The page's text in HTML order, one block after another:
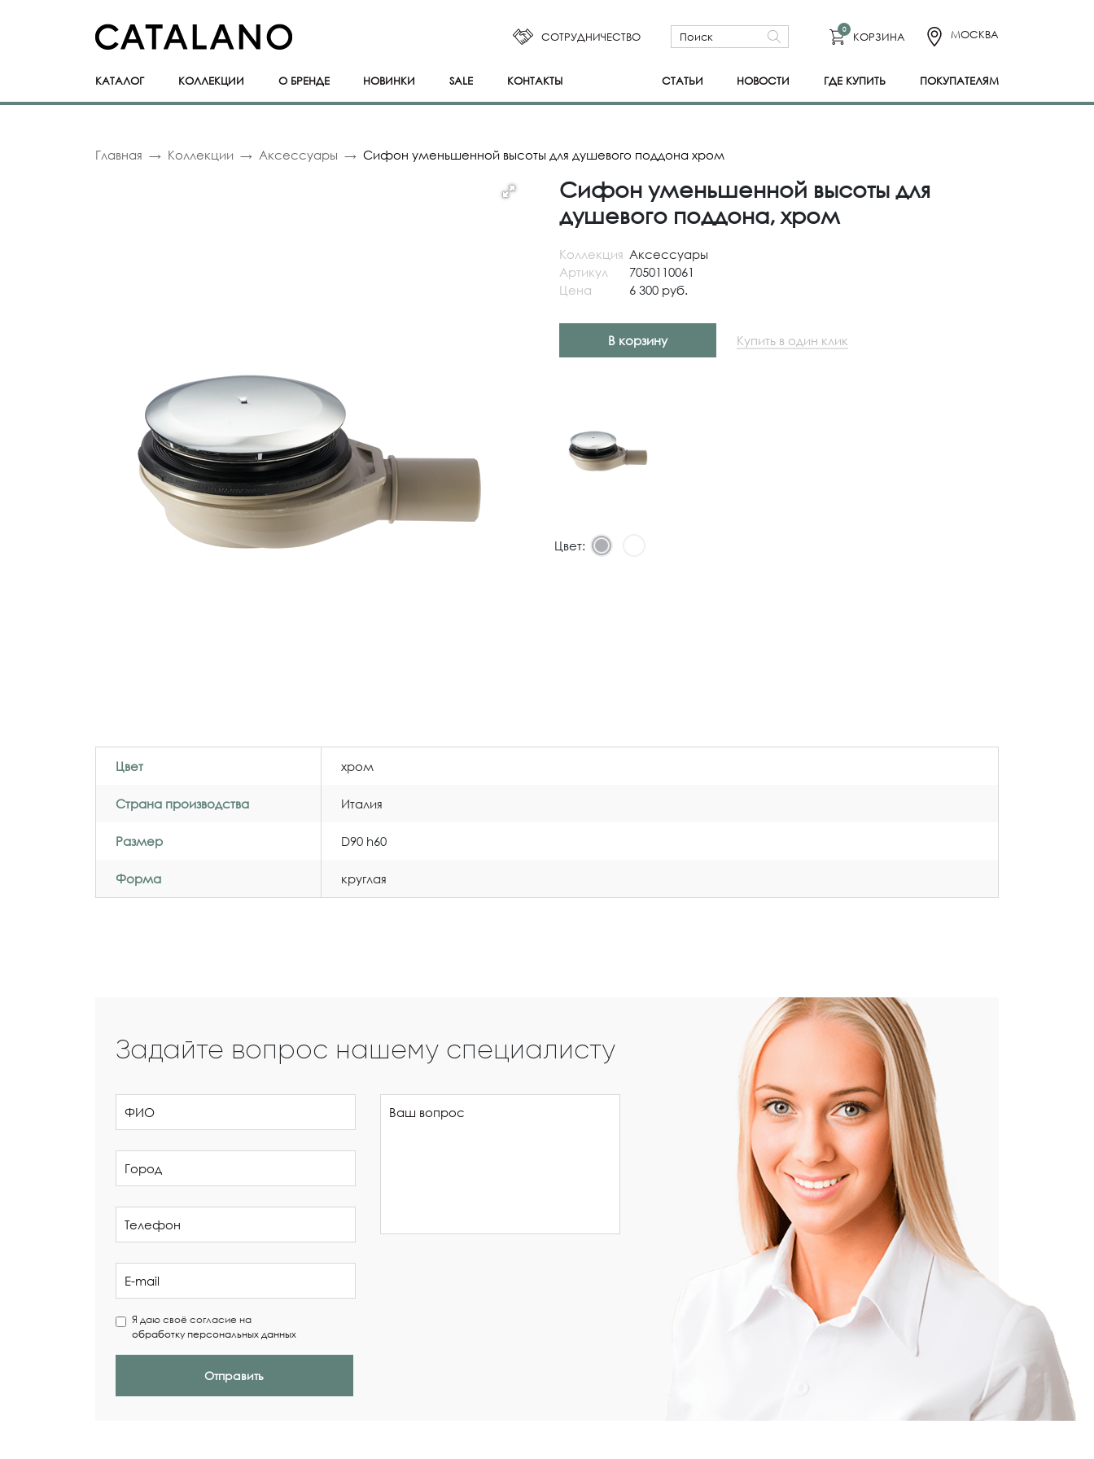
СОТРУДНИЧЕСТВО
0
КОРЗИНА МОСКВА
КАТАЛОГ КОЛЛЕКЦИИ О БРЕНДЕ НОВИНКИ SALE КОНТАКТЫ СТАТЬИ НОВОСТИ ГДЕ КУПИТЬ ПОКУПАТЕЛЯМ
Главная Коллекции Аксессуары Сифон уменьшенной высоты для душевого поддона хром
Сифон уменьшенной высоты для
душевого поддона, хром
Коллекция Аксессуары
Артикул
7050110061
Цена
6 300 руб.
В корзину Купить в один клик
Цвет:
Цвет хром
Страна производства Италия
Размер D90 h60
Форма круглая
Задайте вопрос нашему специалисту
Я даю своё согласие на
обработку персональных данных
Отправить